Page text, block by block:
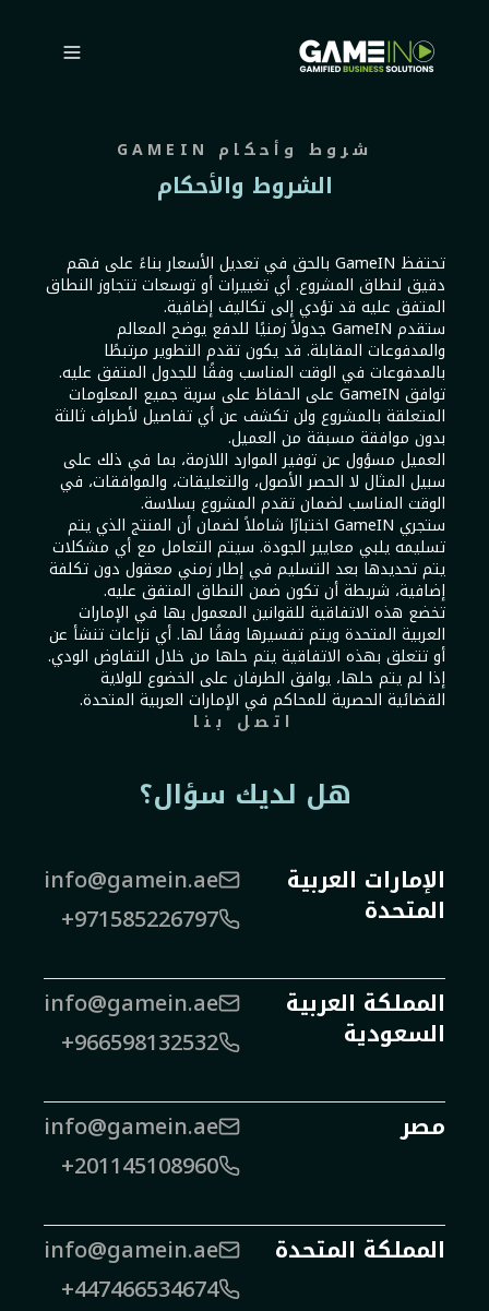
شروط وأحكام GAMEIN
الشروط والأحكام
تحتفظ GameIN بالحق في تعديل الأسعار بناءً على فهم
دقيق لنطاق المشروع. أي تغييرات أو توسعات تتجاوز النطاق
المتفق عليه قد تؤدي إلى تكاليف إضافية.
ستقدم GameIN جدولاً زمنيًا للدفع يوضح المعالم
والمدفوعات المقابلة. قد يكون تقدم التطوير مرتبطًا
بالمدفوعات في الوقت المناسب وفقًا للجدول المتفق عليه.
توافق GameIN على الحفاظ على سرية جميع المعلومات
المتعلقة بالمشروع ولن تكشف عن أي تفاصيل لأطراف ثالثة
بدون موافقة مسبقة من العميل.
العميل مسؤول عن توفير الموارد اللازمة، بما في ذلك على
سبيل المثال لا الحصر الأصول، والتعليقات، والموافقات، في
الوقت المناسب لضمان تقدم المشروع بسلاسة.
ستجري GameIN اختبارًا شاملاً لضمان أن المنتج الذي يتم
تسليمه يلبي معايير الجودة. سيتم التعامل مع أي مشكلات
يتم تحديدها بعد التسليم في إطار زمني معقول دون تكلفة
إضافية، شريطة أن تكون ضمن النطاق المتفق عليه.
تخضع هذه الاتفاقية للقوانين المعمول بها في الإمارات
العربية المتحدة ويتم تفسيرها وفقًا لها. أي نزاعات تنشأ عن
أو تتعلق بهذه الاتفاقية يتم حلها من خلال التفاوض الودي.
إذا لم يتم حلها، يوافق الطرفان على الخضوع للولاية
القضائية الحصرية للمحاكم في الإمارات العربية المتحدة.
اتصل بنا
هل لديك سؤال؟
الإمارات العربية
المتحدة
info@gamein.ae
+971585226797
المملكة العربية
السعودية
info@gamein.ae
+966598132532
مصر
info@gamein.ae
+201145108960
المملكة المتحدة
info@gamein.ae
+447466534674